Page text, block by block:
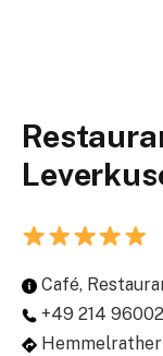
Café,
+49 214
Hemmelrather